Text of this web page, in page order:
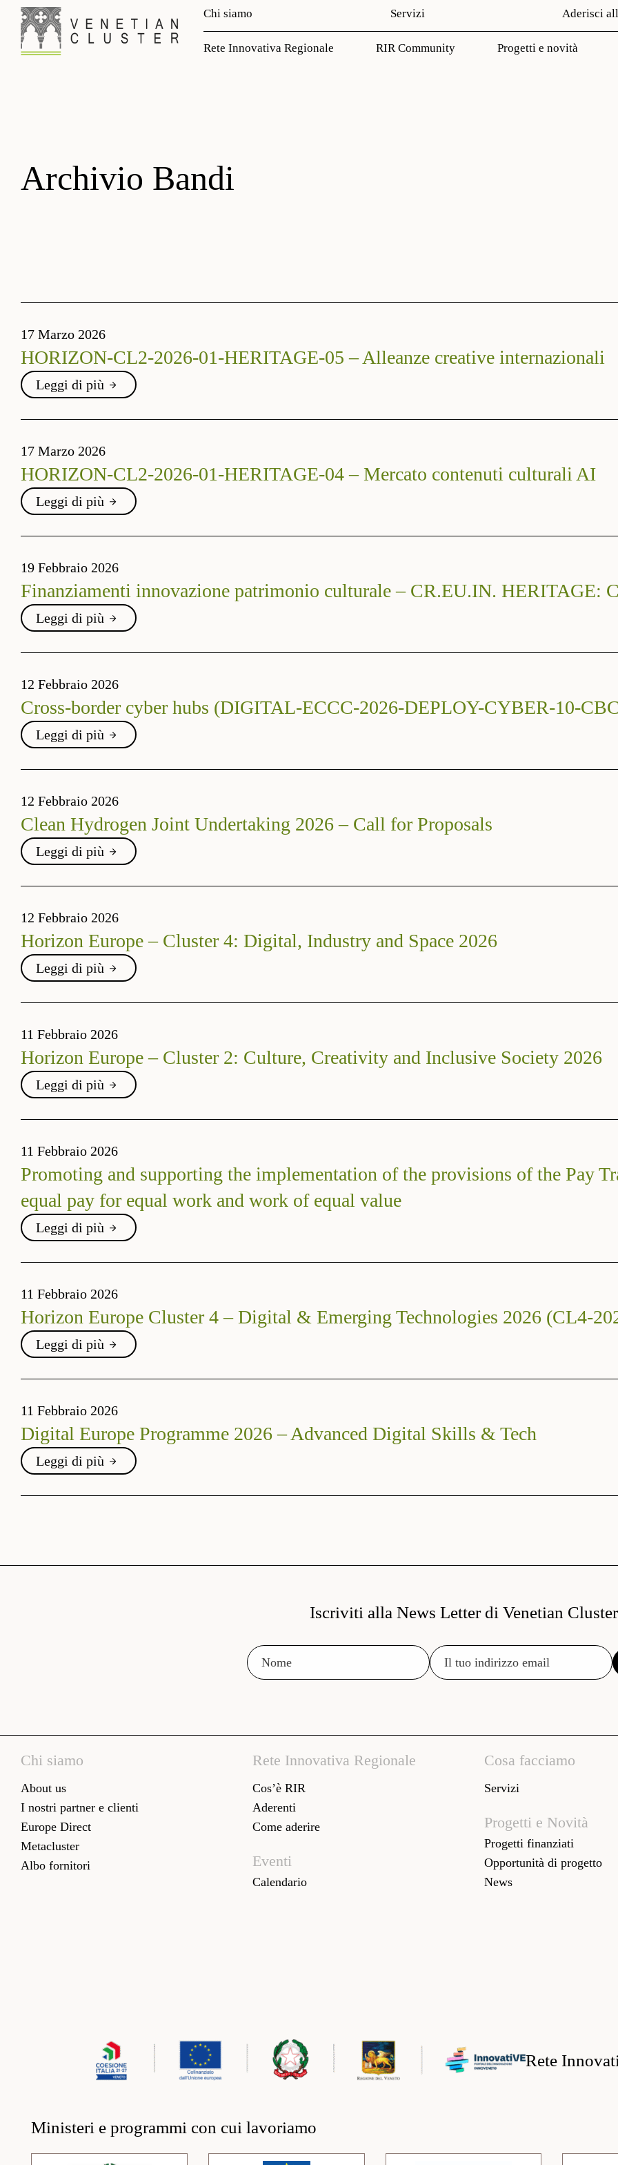
Chi siamo Servizi Aderisci
Rete Innovativa Regionale RIR Community Progetti e novità
Archivio Bandi
17 Marzo 2026
HORIZON-CL2-2026-01-HERITAGE-05 – Alleanze creative internazionali
Leggi di più
17 Marzo 2026
HORIZON-CL2-2026-01-HERITAGE-04 – Mercato contenuti culturali AI
Leggi di più
19 Febbraio 2026
Finanziamenti innovazione patrimonio culturale – CR.EU.IN. HERITAGE:
Leggi di più
12 Febbraio 2026
Cross-border cyber hubs (DIGITAL-ECCC-2026-DEPLOY-CYBER-10-
Leggi di più
12 Febbraio 2026
Clean Hydrogen Joint Undertaking 2026 – Call for Proposals
Leggi di più
12 Febbraio 2026
Horizon Europe – Cluster 4: Digital, Industry and Space 2026
Leggi di più
11 Febbraio 2026
Horizon Europe – Cluster 2: Culture, Creativity and Inclusive Society 2026
Leggi di più
11 Febbraio 2026
Promoting and supporting the implementation of the provisions of the Pay
equal pay for equal work and work of equal value
Leggi di più
11 Febbraio 2026
Horizon Europe Cluster 4 – Digital & Emerging Technologies 2026 (CL4-
Leggi di più
11 Febbraio 2026
Digital Europe Programme 2026 – Advanced Digital Skills & Tech
Leggi di più
Iscriviti alla News Letter di Venetian Cluster
Chi siamo
About us
I nostri partner e clienti
Europe Direct
Metacluster
Albo fornitori
Rete Innovativa Regionale
Cos’è RIR
Aderenti
Come aderire
Eventi
Calendario
Cosa facciamo
Servizi
Progetti e Novità
Progetti finanziati
Opportunità di progetto
News
Rete
Ministeri e programmi con cui lavoriamo